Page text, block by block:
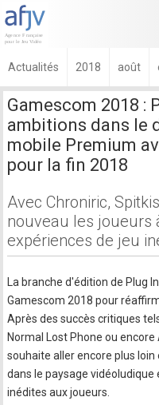
Actualités 2018 août
Gamescom 2018 :
ambitions dans le
mobile Premium
pour la fin 2018
Avec Chroniric,
nouveau les joueurs
expériences de jeu
La branche d'édition de Plug
Gamescom 2018 pour
Après des succès critiques
Normal Lost Phone ou
souhaite aller encore plus
dans le paysage
inédites aux joueurs.